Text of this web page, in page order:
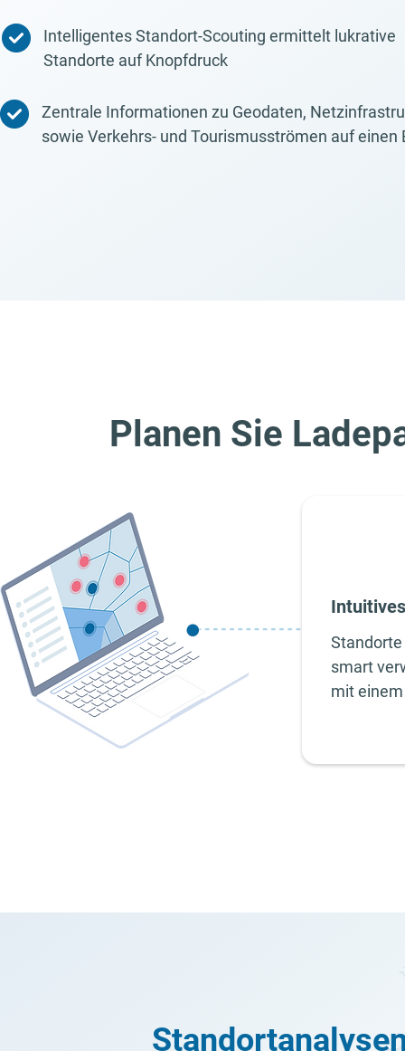
Intelligentes Standort-Scouting ermittelt lukrative
Standorte auf Knopfdruck
Zentrale Informationen zu Geodaten,
sowie Verkehrs- und Tourismusströmen auf einen
Planen Sie
smart
mit